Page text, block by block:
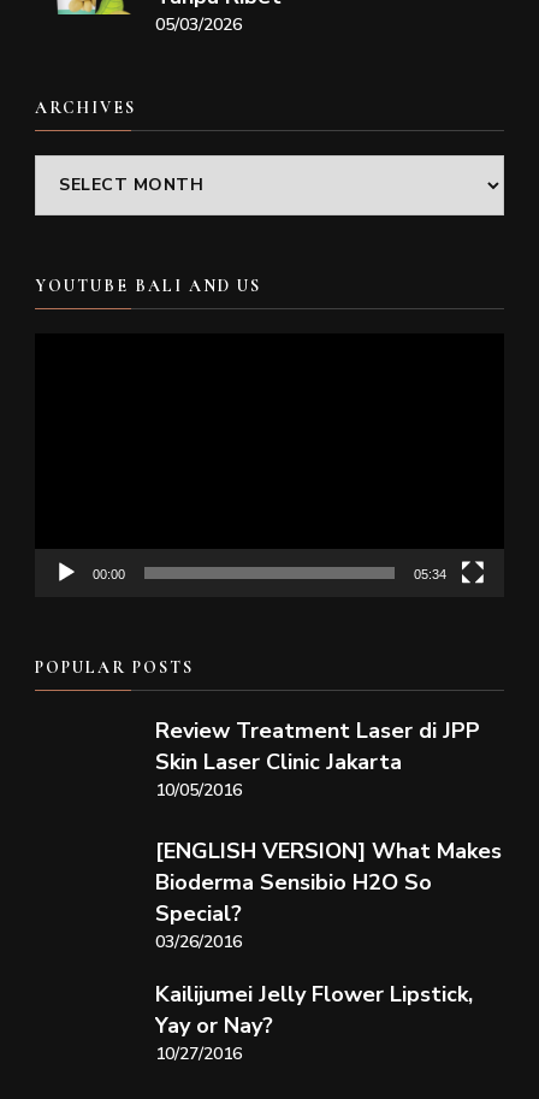
05/03/2026
ARCHIVES
Archives
YOUTUBE BALI AND US
00:00 05:34
POPULAR POSTS
Review Treatment Laser di JPP
Skin Laser Clinic Jakarta
10/05/2016
[ENGLISH VERSION] What Makes
Bioderma Sensibio H2O So
Special?
03/26/2016
Kailijumei Jelly Flower Lipstick,
Yay or Nay?
10/27/2016